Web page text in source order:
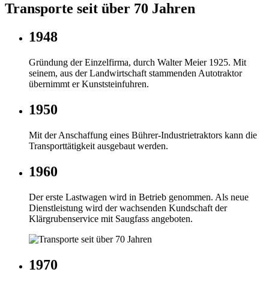
Transporte seit über 70 Jahren
1948
Gründung der Einzelfirma, durch Walter Meier 1925. Mit
seinem, aus der Landwirtschaft stammenden Autotraktor
übernimmt er Kunststeinfuhren.
1950
Mit der Anschaffung eines Bührer-Industrietraktors kann die
Transporttätigkeit ausgebaut werden.
1960
Der erste Lastwagen wird in Betrieb genommen. Als neue
Dienstleistung wird der wachsenden Kundschaft der
Klärgrubenservice mit Saugfass angeboten.
1970